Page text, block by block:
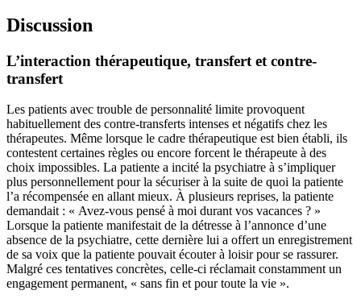
Discussion
L’interaction thérapeutique, transfert et contre-
transfert
Les patients avec trouble de personnalité limite provoquent
habituellement des contre-transferts intenses et négatifs chez les
thérapeutes. Même lorsque le cadre thérapeutique est bien établi, ils
contestent certaines règles ou encore forcent le thérapeute à des
choix impossibles. La patiente a incité la psychiatre à s’impliquer
plus personnellement pour la sécuriser à la suite de quoi la patiente
l’a récompensée en allant mieux. À plusieurs reprises, la patiente
demandait : « Avez-vous pensé à moi durant vos vacances ? »
Lorsque la patiente manifestait de la détresse à l’annonce d’une
absence de la psychiatre, cette dernière lui a offert un enregistrement
de sa voix que la patiente pouvait écouter à loisir pour se rassurer.
Malgré ces tentatives concrètes, celle-ci réclamait constamment un
engagement permanent, « sans fin et pour toute la vie ».